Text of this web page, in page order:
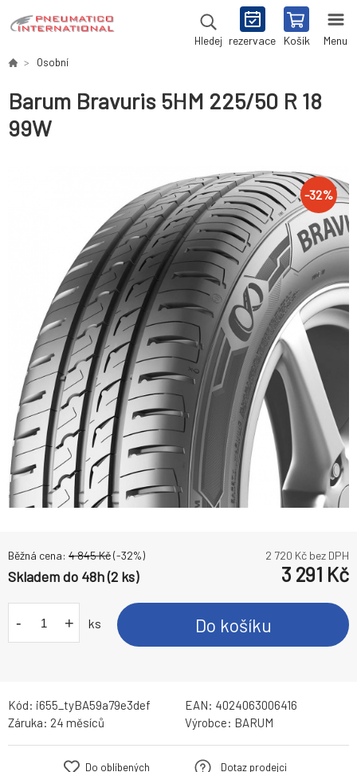
Hledej rezervace Košík Menu
Osobní
Barum Bravuris 5HM 225/50 R 18
99W
-32%
Běžná cena: 4 845Kč(-32%) 2 720 Kč bez DPH
Skladem do 48h (2 ks) 3 291 Kč
- + ks Do košíku
Kód: i655_tyBA59a79e3def EAN: 4024063006416
Záruka: 24 měsíců Výrobce: BARUM
Do oblíbených
Dotaz prodejci